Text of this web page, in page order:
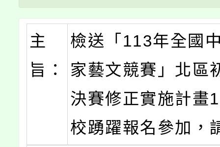
主
旨：
檢送「113年全國
家藝文競賽」北區
決賽修正實施計畫
校踴躍報名參加，